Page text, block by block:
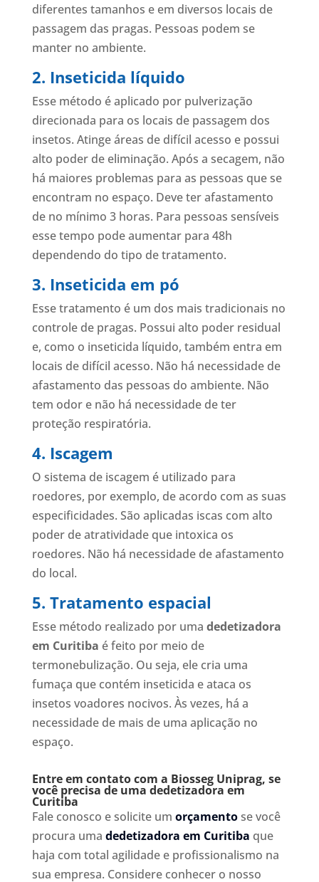
diferentes tamanhos e em diversos locais de
passagem das pragas. Pessoas podem se
manter no ambiente.
2. Inseticida líquido
Esse método é aplicado por pulverização
direcionada para os locais de passagem dos
insetos. Atinge áreas de difícil acesso e possui
alto poder de eliminação. Após a secagem, não
há maiores problemas para as pessoas que se
encontram no espaço. Deve ter afastamento
de no mínimo 3 horas. Para pessoas sensíveis
esse tempo pode aumentar para 48h
dependendo do tipo de tratamento.
3. Inseticida em pó
Esse tratamento é um dos mais tradicionais no
controle de pragas. Possui alto poder residual
e, como o inseticida líquido, também entra em
locais de difícil acesso. Não há necessidade de
afastamento das pessoas do ambiente. Não
tem odor e não há necessidade de ter
proteção respiratória.
4. Iscagem
O sistema de iscagem é utilizado para
roedores, por exemplo, de acordo com as suas
especificidades. São aplicadas iscas com alto
poder de atratividade que intoxica os
roedores. Não há necessidade de afastamento
do local.
5. Tratamento espacial
Esse método realizado por uma dedetizadora
em Curitiba é feito por meio de
termonebulização. Ou seja, ele cria uma
fumaça que contém inseticida e ataca os
insetos voadores nocivos. Às vezes, há a
necessidade de mais de uma aplicação no
espaço.
Entre em contato com a Biosseg Uniprag, se
você precisa de uma dedetizadora em
Curitiba
Fale conosco e solicite um orçamentose você
procura uma dedetizadora em Curitiba que
haja com total agilidade e profissionalismo na
sua empresa. Considere conhecer o nosso